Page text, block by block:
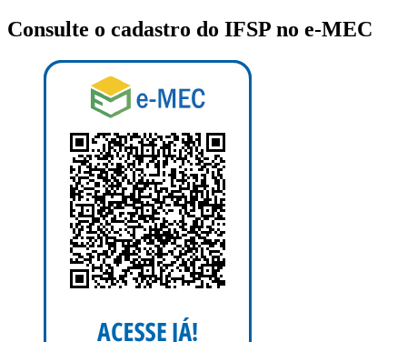
Consulte o cadastro do IFSP no e-MEC